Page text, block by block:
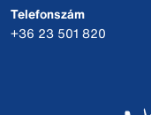
Telefonszám
+36 23 501 820